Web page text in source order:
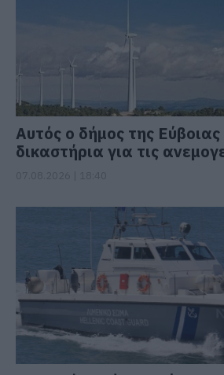
Αυτός ο δήμος της
δικαστήρια για τις